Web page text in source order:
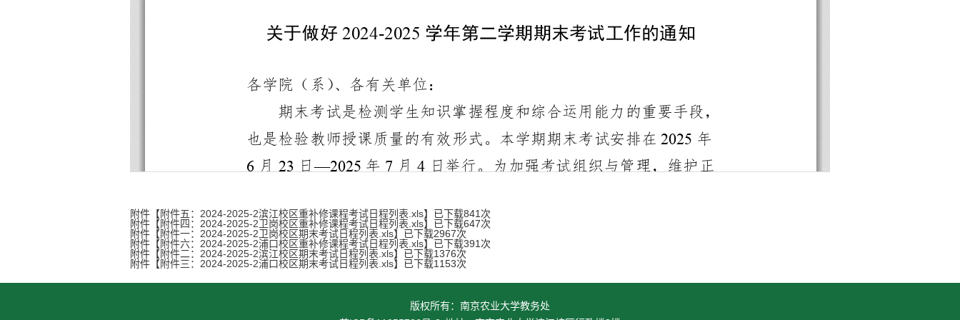
附件【附件五：2024-2025-2滨江校区重补修课程考试日程列表.xls】已下载841 次
附件【附件四：2024-2025-2卫岗校区重补修课程考试日程列表.xls】已下载647次
附件【附件一：2024-2025-2卫岗校区期末考试日程列表.xls】已下载2967次
附件【附件六：2024-2025-2浦口校区重补修课程考试日程列表.xls】已下载391 次
附件【附件二：2024-2025-2滨江校区期末考试日程列表.xls】已下载1376次
附件【附件三：2024-2025-2浦口校区期末考试日程列表.xls】已下载1153次
版权所有：南京农业大学教务处